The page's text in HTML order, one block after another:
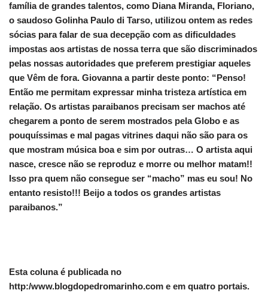
família de grandes talentos, como Diana Miranda, Floriano,
o saudoso Golinha Paulo di Tarso, utilizou ontem as redes
sócias para falar de sua decepção com as dificuldades
impostas aos artistas de nossa terra que são discriminados
pelas nossas autoridades que preferem prestigiar aqueles
que Vêm de fora. Giovanna a partir deste ponto: “Penso!
Então me permitam expressar minha tristeza artística em
relação. Os artistas paraibanos precisam ser machos até
chegarem a ponto de serem mostrados pela Globo e as
pouquíssimas e mal pagas vitrines daqui não são para os
que mostram música boa e sim por outras… O artista aqui
nasce, cresce não se reproduz e morre ou melhor matam!!
Isso pra quem não consegue ser “macho” mas eu sou! No
entanto resisto!!! Beijo a todos os grandes artistas
paraibanos.”
Esta coluna é publicada no
http:/www.blogdopedromarinho.com e em quatro portais.